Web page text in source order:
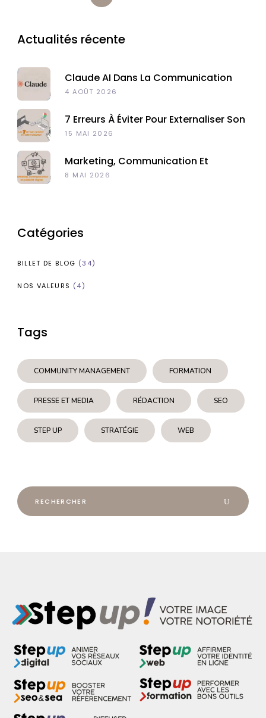
Actualités récente
Claude AI Dans La Communication
Digitale
4 AOÛT 2026
7 Erreurs À Éviter Pour Externaliser Son
Marketing Digital À Madagascar
15 MAI 2026
Marketing, Communication Et
Publicité : Quelles Différences ?
8 MAI 2026
Catégories
BILLET DE BLOG (34)
NOS VALEURS (4)
Tags
COMMUNITY MANAGEMENT FORMATION
PRESSE ET MEDIA RÉDACTION SEO
STEP UP STRATÉGIE WEB